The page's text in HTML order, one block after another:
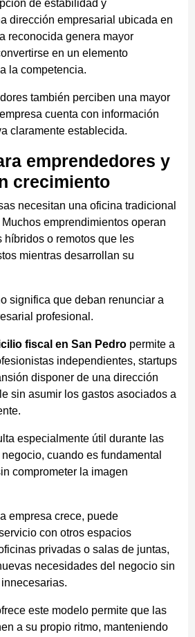
de estabilidad y
dirección empresarial ubicada en
reconocida genera mayor
en un elemento
la competencia.
también perciben una mayor
cuenta con información
claramente establecida.
emprendedores y
crecimiento
necesitan una oficina tradicional
emprendimientos operan
híbridos o remotos que les
mientras desarrollan su
significa que deban renunciar a
profesional.
fiscal en San Pedro permite a
independientes, startups
disponer de una dirección
sin asumir los gastos asociados a
especialmente útil durante las
cuando es fundamental
comprometer la imagen
empresa crece, puede
con otros espacios
privadas o salas de juntas,
necesidades del negocio sin
este modelo permite que las
a su propio ritmo, manteniendo